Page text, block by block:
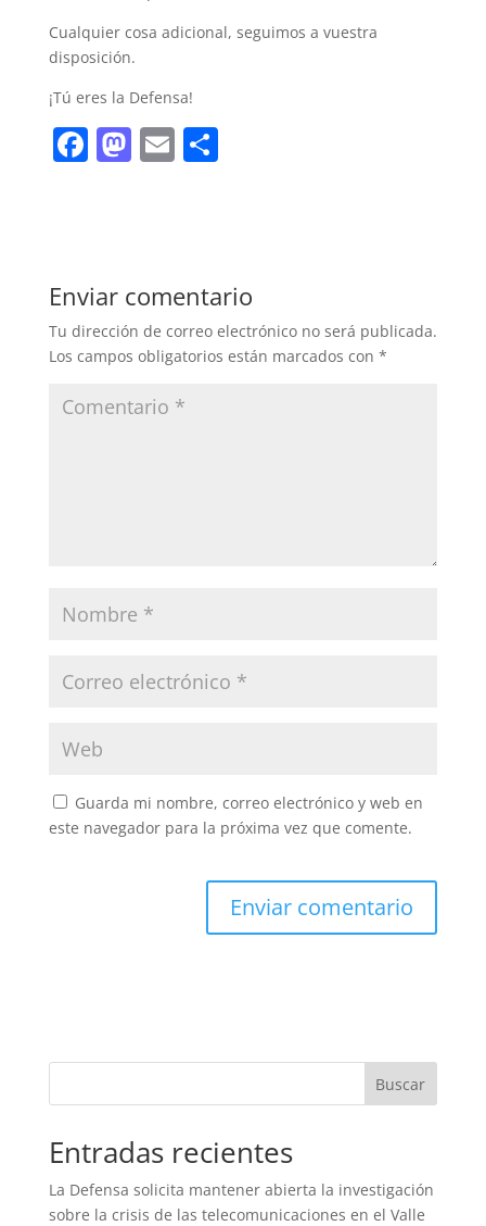
Cualquier cosa adicional, seguimos a vuestra
disposición.
¡Tú eres la Defensa!
F
b
o
o
M
d
o
n
E C
ar
tir
Enviar comentario
Tu dirección de correo electrónico no será publicada.
Los campos obligatorios están marcados con *
Guarda mi nombre, correo electrónico y web en
este navegador para la próxima vez que comente.
Buscar
Entradas recientes
La Defensa solicita mantener abierta la investigación
sobre la crisis de las telecomunicaciones en el Valle